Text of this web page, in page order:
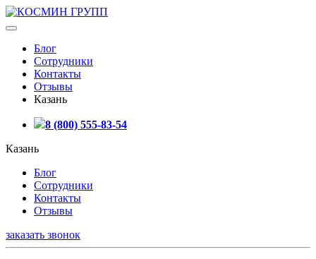
Блог
Сотрудники
Контакты
Отзывы
Казань
8 (800) 555-83-54
Казань
Блог
Сотрудники
Контакты
Отзывы
заказать звонок